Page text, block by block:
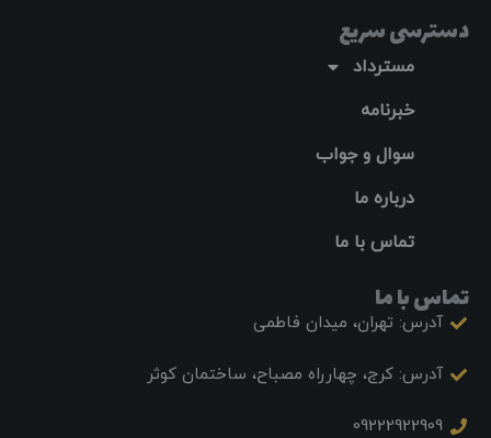
دسترسی سریع
مسترداد
خبرنامه
سوال و جواب
درباره ما
تماس با ما
تماس با ما
آدرس: تهران، میدان فاطمی
آدرس: کرج، چهارراه مصباح، ساختمان کوثر
09222922909